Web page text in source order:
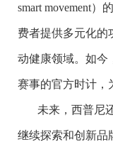
smart movement
费者提供多元化的
动健康领域。如今
赛事的官方时计，
未来，西普尼还
继续探索和创新品